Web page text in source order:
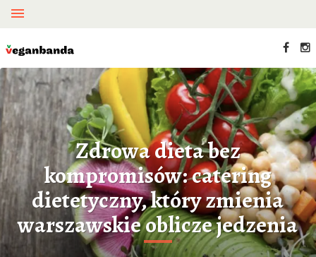
Zdrowa dieta bez
kompromisów: catering
dietetyczny, który zmienia
warszawskie oblicze jedzenia